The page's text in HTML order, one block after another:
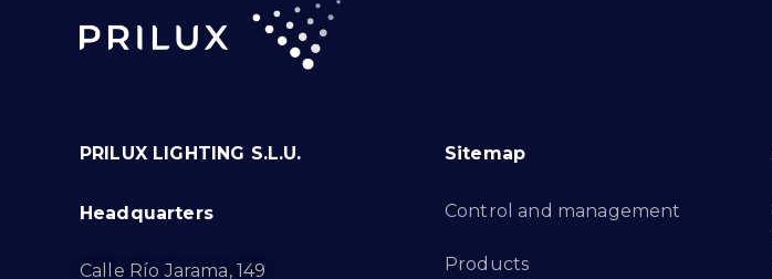
PRILUX LIGHTING S.L.U.
Headquarters
Calle Río Jarama, 149
Sitemap
Control and management
Products